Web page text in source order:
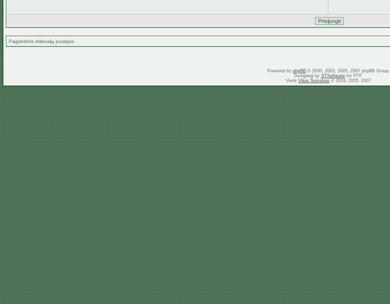
Pagrindinis diskusijų puslapis
Powered by phpBB© 2000, 2002, 2005, 2007 phpBB Group.
Designed by STSoftwarefor PTF.
Vertė Vilius Šumskas © 2003, 2005, 2007